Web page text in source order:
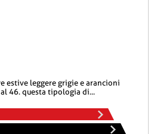
46. questa tipologia di...